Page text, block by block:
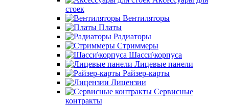
стоек
Вентиляторы
Платы
Радиаторы
Стриммеры
Шасси\корпуса
Лицевые панели
Райзер-карты
Лицензии
Сервисные
контракты